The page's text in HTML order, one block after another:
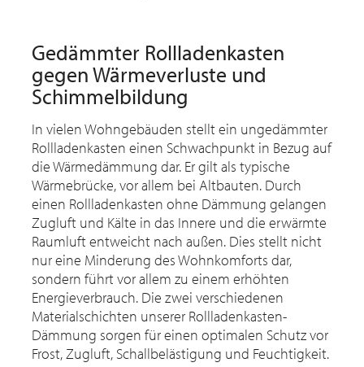
Gedämmter Rollladenkasten
gegen Wärmeverluste und
Schimmelbildung
In vielen Wohngebäuden stellt ein ungedämmter
Rollladenkasten einen Schwachpunkt in Bezug auf
die Wärmedämmung dar. Er gilt als typische
Wärmebrücke, vor allem bei Altbauten. Durch
einen Rollladenkasten ohne Dämmung gelangen
Zugluft und Kälte in das Innere und die erwärmte
Raumluft entweicht nach außen. Dies stellt nicht
nur eine Minderung des Wohnkomforts dar,
sondern führt vor allem zu einem erhöhten
Energieverbrauch. Die zwei verschiedenen
Materialschichten unserer Rollladenkasten-
Dämmung sorgen für einen optimalen Schutz vor
Frost, Zugluft, Schallbelästigung und Feuchtigkeit.